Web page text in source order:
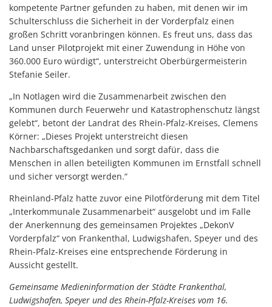
kompetente Partner gefunden zu haben, mit denen wir im
Schulterschluss die Sicherheit in der Vorderpfalz einen
großen Schritt voranbringen können. Es freut uns, dass das
Land unser Pilotprojekt mit einer Zuwendung in Höhe von
360.000 Euro würdigt“, unterstreicht Oberbürgermeisterin
Stefanie Seiler.
„In Notlagen wird die Zusammenarbeit zwischen den
Kommunen durch Feuerwehr und Katastrophenschutz längst
gelebt“, betont der Landrat des Rhein-Pfalz-Kreises, Clemens
Körner: „Dieses Projekt unterstreicht diesen
Nachbarschaftsgedanken und sorgt dafür, dass die
Menschen in allen beteiligten Kommunen im Ernstfall schnell
und sicher versorgt werden.“
Rheinland-Pfalz hatte zuvor eine Pilotförderung mit dem Titel
„Interkommunale Zusammenarbeit“ ausgelobt und im Falle
der Anerkennung des gemeinsamen Projektes „DekonV
Vorderpfalz“ von Frankenthal, Ludwigshafen, Speyer und des
Rhein-Pfalz-Kreises eine entsprechende Förderung in
Aussicht gestellt.
Gemeinsame Medieninformation der Städte Frankenthal,
Ludwigshafen, Speyer und des Rhein-Pfalz-Kreises vom 16.